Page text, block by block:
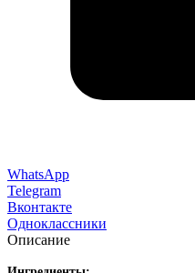
WhatsApp
Telegram
Вконтакте
Одноклассники
Описание